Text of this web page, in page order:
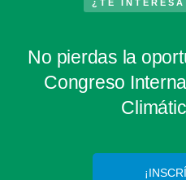
¿TE
No pierdas la
Congreso